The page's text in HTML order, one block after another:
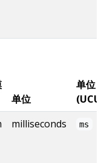
单位
单位
milliseconds ms